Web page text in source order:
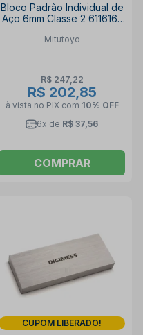
Bloco Padrão Individual de
Aço 6mm Classe 2 611616-
041 MITUTOYO
Mitutoyo
R$ 247,22
R$ 202,85
à vista no PIX com 10% OFF
6x de R$ 37,56
COMPRAR
CUPOM LIBERADO!